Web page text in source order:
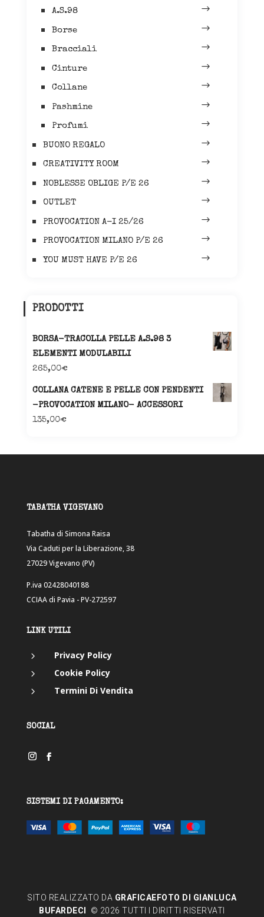
A.S.98
Borse
Bracciali
Cinture
Collane
Pashmine
Profumi
BUONO REGALO
CREATIVITY ROOM
NOBLESSE OBLIGE P/E 26
OUTLET
PROVOCATION A-I 25/26
PROVOCATION MILANO P/E 26
YOU MUST HAVE P/E 26
PRODOTTI
BORSA-TRACOLLA PELLE A.S.98 3
ELEMENTI MODULABILI
265,00€
COLLANA CATENE E PELLE CON PENDENTI
-PROVOCATION MILANO- ACCESSORI
135,00€
TABATHA VIGEVANO
Tabatha di Simona Raisa
Via Caduti per la Liberazione, 38
27029 Vigevano (PV)
P.iva 02428040188
CCIAA di Pavia - PV-272597
LINK UTILI
5 Privacy Policy
5 Cookie Policy
5 Termini Di Vendita
SOCIAL
SISTEMI DI PAGAMENTO:
SITO REALIZZATO DA GRAFICAEFOTO DI GIANLUCA
BUFARDECI
© 2026 TUTTI I DIRITTI RISERVATI